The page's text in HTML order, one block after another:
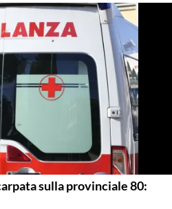
sulla provinciale 80: